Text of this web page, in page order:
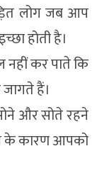
लोग जब आप
होती है।
नहीं कर पाते कि
हैं।
और सोते रहने
के कारण आपको